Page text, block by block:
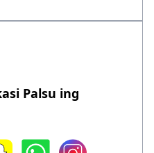
Palsu ing